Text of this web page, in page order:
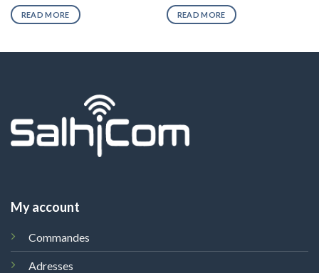
READ MORE READ MORE
My account
Commandes
Adresses